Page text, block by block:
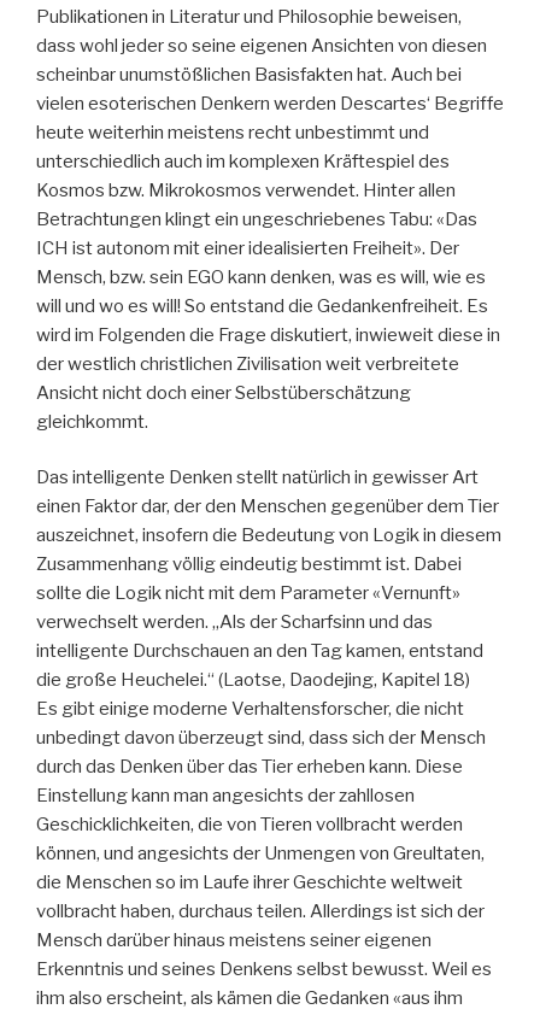
Publikationen in Literatur und Philosophie beweisen,
dass wohl jeder so seine eigenen Ansichten von diesen
scheinbar unumstößlichen Basisfakten hat. Auch bei
vielen esoterischen Denkern werden Descartes‘ Begriffe
heute weiterhin meistens recht unbestimmt und
unterschiedlich auch im komplexen Kräftespiel des
Kosmos bzw. Mikrokosmos verwendet. Hinter allen
Betrachtungen klingt ein ungeschriebenes Tabu: «Das
ICH ist autonom mit einer idealisierten Freiheit». Der
Mensch, bzw. sein EGO kann denken, was es will, wie es
will und wo es will! So entstand die Gedankenfreiheit. Es
wird im Folgenden die Frage diskutiert, inwieweit diese in
der westlich christlichen Zivilisation weit verbreitete
Ansicht nicht doch einer Selbstüberschätzung
gleichkommt.
Das intelligente Denken stellt natürlich in gewisser Art
einen Faktor dar, der den Menschen gegenüber dem Tier
auszeichnet, insofern die Bedeutung von Logik in diesem
Zusammenhang völlig eindeutig bestimmt ist. Dabei
sollte die Logik nicht mit dem Parameter «Vernunft»
verwechselt werden. „Als der Scharfsinn und das
intelligente Durchschauen an den Tag kamen, entstand
die große Heuchelei.“ (Laotse, Daodejing, Kapitel 18)
Es gibt einige moderne Verhaltensforscher, die nicht
unbedingt davon überzeugt sind, dass sich der Mensch
durch das Denken über das Tier erheben kann. Diese
Einstellung kann man angesichts der zahllosen
Geschicklichkeiten, die von Tieren vollbracht werden
können, und angesichts der Unmengen von Greultaten,
die Menschen so im Laufe ihrer Geschichte weltweit
vollbracht haben, durchaus teilen. Allerdings ist sich der
Mensch darüber hinaus meistens seiner eigenen
Erkenntnis und seines Denkens selbst bewusst. Weil es
ihm also erscheint, als kämen die Gedanken «aus ihm